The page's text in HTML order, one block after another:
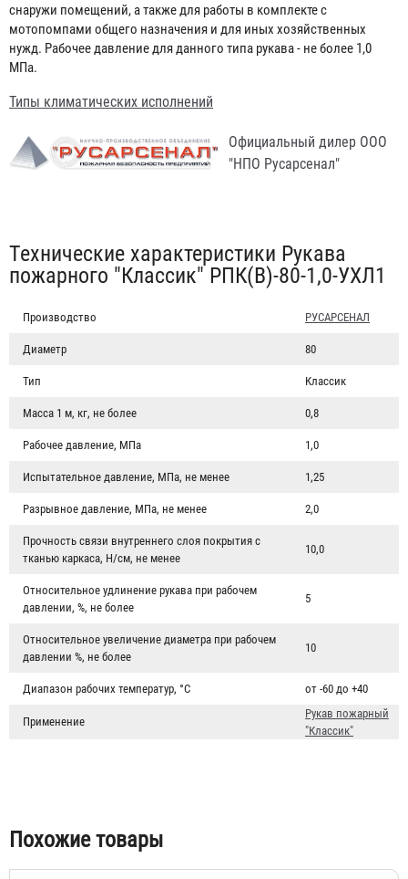
снаружи помещений, а также для работы в комплекте с
мотопомпами общего назначения и для иных хозяйственных
нужд. Рабочее давление для данного типа рукава - не более 1,0
МПа.
Типы климатических исполнений
Официальный дилер ООО
"НПО Русарсенал"
Табы
Технические характеристики Рукава
пожарного "Классик" РПК(В)-80-1,0-УХЛ1
Производство РУСАРСЕНАЛ
Диаметр 80
Тип Классик
Масса 1 м, кг, не более 0,8
Рабочее давление, МПа 1,0
Испытательное давление, МПа, не менее 1,25
Разрывное давление, МПа, не менее 2,0
Прочность связи внутреннего слоя покрытия с
тканью каркаса, Н/см, не менее
10,0
Относительное удлинение рукава при рабочем
давлении, %, не более
5
Относительное увеличение диаметра при рабочем
давлении %, не более
10
Диапазон рабочих температур, °C от -60 до +40
Применение
Рукав пожарный
"Классик"
Похожие товары